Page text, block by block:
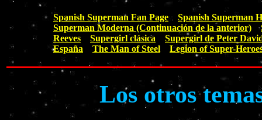
Spanish Superman Fan Page
Spanish Superman
Superman Moderna (Continuación de la anterior)
Reeves
Supergirl clásica
Supergirl de Peter
España
The Man of Steel Legion of Super-
Los otros